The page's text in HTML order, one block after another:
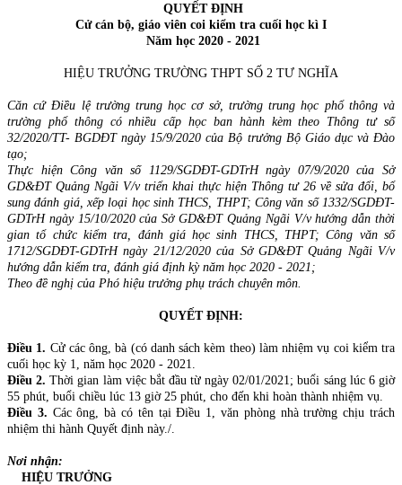
QUYẾT ĐỊNH
Cử cán bộ, giáo viên coi kiểm tra cuối học kì I
Năm học 2020 - 2021
HIỆU TRƯỞNG TRƯỜNG THPT SỐ 2 TƯ NGHĨA
Căn cứ Điều lệ trường trung học cơ sở, trường trung học phổ thông và
trường phổ thông có nhiều cấp học ban hành kèm theo Thông tư số
32/2020/TT- BGDĐT ngày 15/9/2020 của Bộ trưởng Bộ Giáo dục và Đào
tạo;
Thực hiện Công văn số 1129/SGDĐT-GDTrH ngày 07/9/2020 của Sở
GD&ĐT Quảng Ngãi V/v triển khai thực hiện Thông tư 26 về sửa đổi, bổ
sung đánh giá, xếp loại học sinh THCS, THPT; Công văn số 1332/SGDĐT-
GDTrH ngày 15/10/2020 của Sở GD&ĐT Quảng Ngãi V/v hướng dẫn thời
gian tổ chức kiểm tra, đánh giá học sinh THCS, THPT; Công văn số
1712/SGDĐT-GDTrH ngày 21/12/2020 của Sở GD&ĐT Quảng Ngãi V/v
hướng dẫn kiểm tra, đánh giá định kỳ năm học 2020 - 2021;
Theo đề nghị của Phó hiệu trưởng phụ trách chuyên môn.
QUYẾT ĐỊNH:
Điều 1. Cử các ông, bà (có danh sách kèm theo) làm nhiệm vụ coi kiểm tra
cuối học kỳ 1, năm học 2020 - 2021.
Điều 2. Thời gian làm việc bắt đầu từ ngày 02/01/2021; buổi sáng lúc 6 giờ
55 phút, buổi chiều lúc 13 giờ 25 phút, cho đến khi hoàn thành nhiệm vụ.
Điều 3. Các ông, bà có tên tại Điều 1, văn phòng nhà trường chịu trách
nhiệm thi hành Quyết định này./.
Nơi nhận:
HIỆU TRƯỞNG